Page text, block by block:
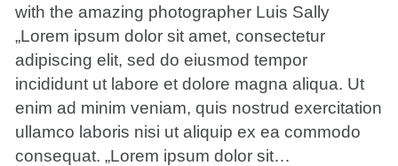
with the amazing photographer Luis Sally
„Lorem ipsum dolor sit amet, consectetur
adipiscing elit, sed do eiusmod tempor
incididunt ut labore et dolore magna aliqua. Ut
enim ad minim veniam, quis nostrud exercitation
ullamco laboris nisi ut aliquip ex ea commodo
consequat. „Lorem ipsum dolor sit…